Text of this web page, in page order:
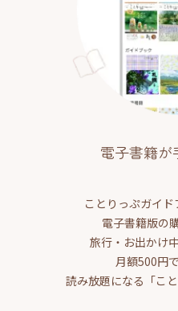
電子書籍が
ことりっぷガイ
電子書籍版の
旅行・お出かけ
月額500円
読み放題になる「こ